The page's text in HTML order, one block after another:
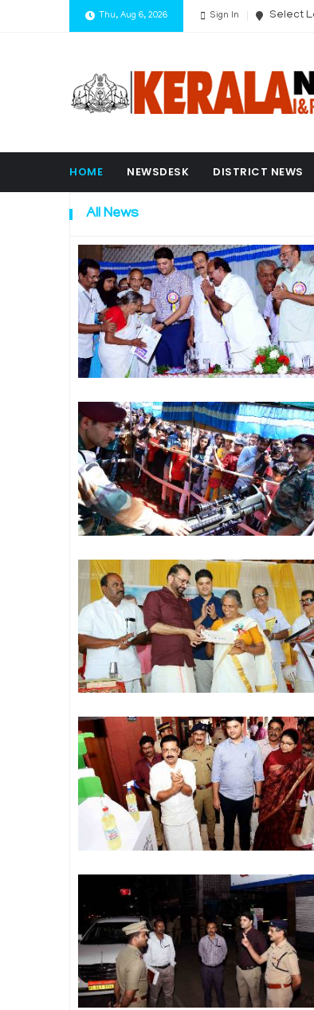
Thu, Aug 6, 2026 Sign In Select
HOME NEWSDESK DISTRICT NEWS
All News